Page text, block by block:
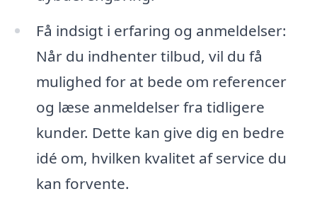
Få indsigt i erfaring og anmeldelser:
Når du indhenter tilbud, vil du få
mulighed for at bede om referencer
og læse anmeldelser fra tidligere
kunder. Dette kan give dig en bedre
idé om, hvilken kvalitet af service du
kan forvente.